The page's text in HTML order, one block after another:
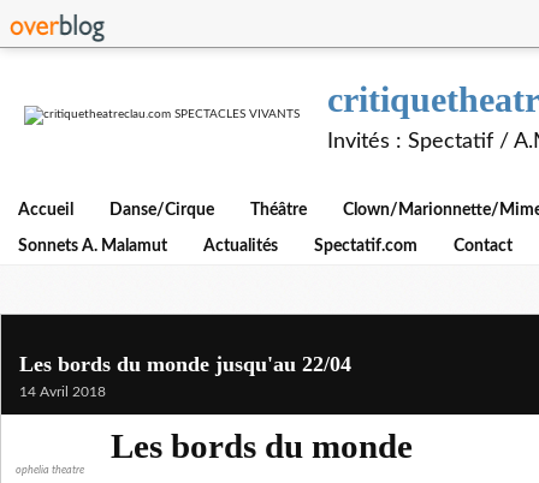
Invités : Spectatif /
Accueil Danse/Cirque Théâtre Clown/Marionnette/
Sonnets A. Malamut Actualités Spectatif.com Contact
Les bords du monde jusqu'au 22/04
14 Avril 2018
ophelia theatre
Les bords du monde